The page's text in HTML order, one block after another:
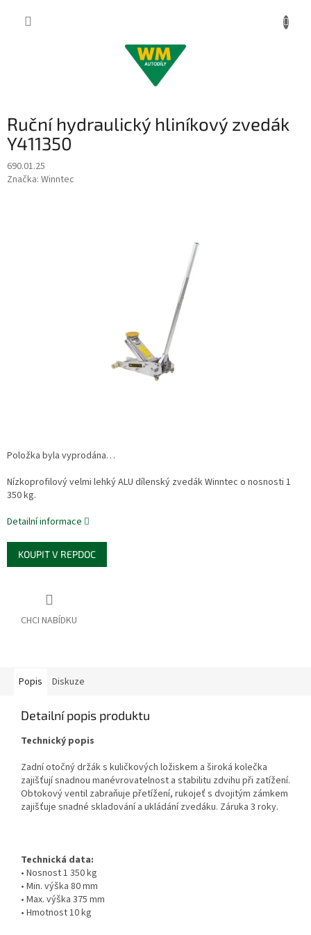
Ruční hydraulický hliníkový zvedák
Y411350
690.01.25
Značka: Winntec
Položka byla vyprodána…
Nízkoprofilový velmi lehký ALU dílenský zvedák Winntec o nosnosti 1
350 kg.
Detailní informace
KOUPIT V REPDOC
Popis Diskuze
Detailní popis produktu
Technický popis
Zadní otočný držák s kuličkových ložiskem a široká kolečka
zajišťují snadnou manévrovatelnost a stabilitu zdvihu při zatížení.
Obtokový ventil zabraňuje přetížení, rukojeť s dvojitým zámkem
zajišťuje snadné skladování a ukládání zvedáku. Záruka 3 roky.
Technická data:
• Nosnost 1 350 kg
• Min. výška 80 mm
• Max. výška 375 mm
• Hmotnost 10 kg